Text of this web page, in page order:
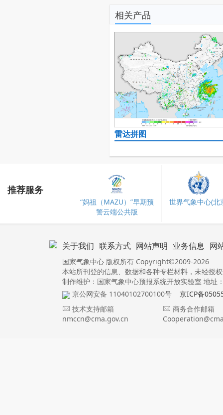
相关产品
雷达拼图
推荐服务
“妈祖（MAZU）”早期预
警云端公共版
世界气象中心(北
关于我们 联系方式 网站声明 业务信息 网
国家气象中心 版权所有 Copyright©2009-2026
本站所刊登的信息、数据和各种专栏材料，未经授
制作维护：国家气象中心预报系统开放实验室 地址
京公网安备 11040102700100号
京ICP备
技术支持邮箱
nmccn@cma.gov.cn
商务合作邮箱